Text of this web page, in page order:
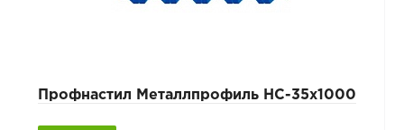
Профнастил Металлпрофиль НС-35х1000